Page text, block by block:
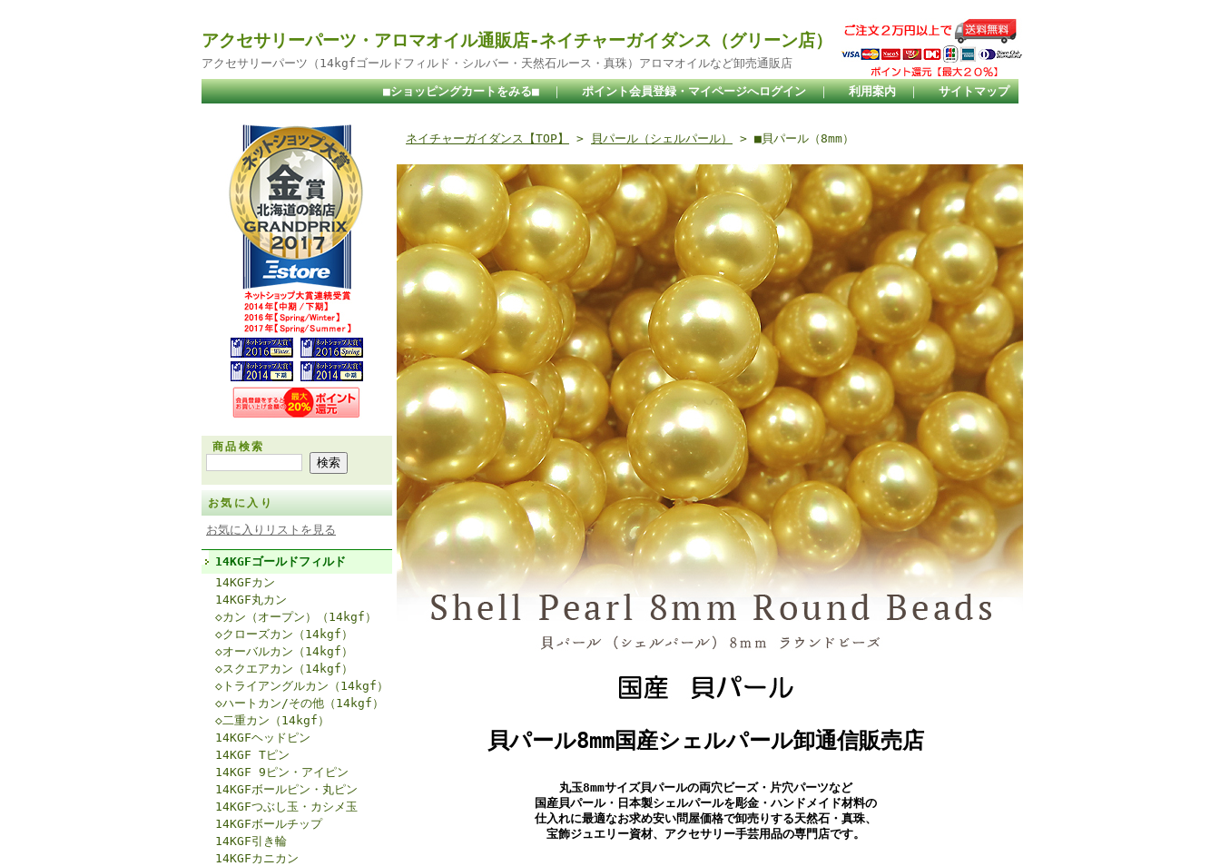
アクセサリーパーツ・アロマオイル通販店-ネイチャーガイダンス（グリーン店）
アクセサリーパーツ（14kgfゴールドフィルド・シルバー・天然石ルース・真珠）アロマオイルなど卸売通販店
■ショッピングカートをみる■ ｜ ポイント会員登録・マイページへログイン ｜ 利用案内 ｜ サイトマップ
商品検索
お気に入り
お気に入りリストを見る
14KGFゴールドフィルド
14KGFカン
14KGF丸カン
◇カン（オープン）（14kgf）
◇クローズカン（14kgf）
◇オーバルカン（14kgf）
◇スクエアカン（14kgf）
◇トライアングルカン（14kgf）
◇ハートカン/その他（14kgf）
◇二重カン（14kgf）
14KGFヘッドピン
14KGF Tピン
14KGF 9ピン・アイピン
14KGFボールピン・丸ピン
14KGFつぶし玉・カシメ玉
14KGFボールチップ
14KGF引き輪
14KGFカニカン
ネイチャーガイダンス【TOP】 > 貝パール（シェルパール） > ■貝パール（8mm）
貝パール8mm国産シェルパール卸通信販売店
丸玉8mmサイズ貝パールの両穴ビーズ・片穴パーツなど
国産貝パール・日本製シェルパールを彫金・ハンドメイド材料の
仕入れに最適なお求め安い問屋価格で卸売りする天然石・真珠、
宝飾ジュエリー資材、アクセサリー手芸用品の専門店です。